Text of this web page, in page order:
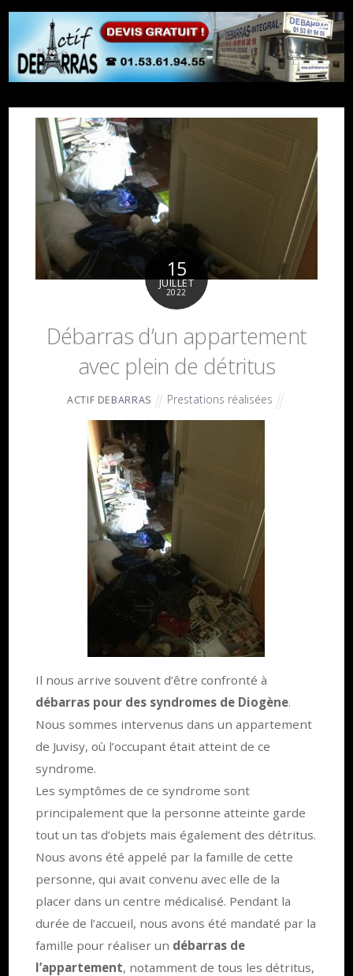
15
JUILLET
2022
Débarras d’un appartement
avec plein de détritus
ACTIF DEBARRAS Prestations réalisées
Il nous arrive souvent d’être confronté à
débarras pour des syndromes de Diogène.
Nous sommes intervenus dans un appartement
de Juvisy, où l’occupant était atteint de ce
syndrome.
Les symptômes de ce syndrome sont
principalement que la personne atteinte garde
tout un tas d’objets mais également des détritus.
Nous avons été appelé par la famille de cette
personne, qui avait convenu avec elle de la
placer dans un centre médicalisé. Pendant la
durée de l’accueil, nous avons été mandaté par la
famille pour réaliser un débarras de
l’appartement, notamment de tous les détritus,